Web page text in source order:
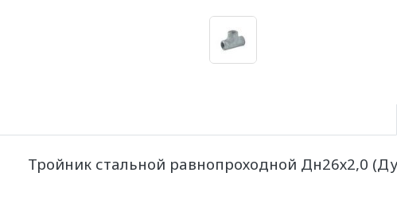
Тройник стальной равнопроходной Дн26х2,0